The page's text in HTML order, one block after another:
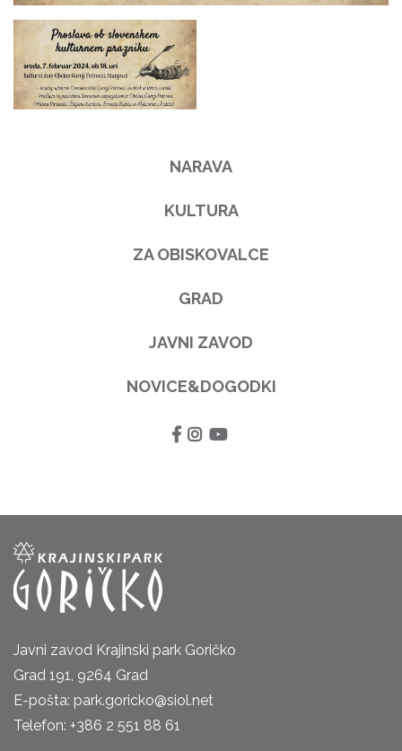
NARAVA
KULTURA
ZA OBISKOVALCE
GRAD
JAVNI ZAVOD
NOVICE&DOGODKI
Javni zavod Krajinski park Goričko
Grad 191, 9264 Grad
E-pošta: park.goricko@siol.net
Telefon: +386 2 551 88 61